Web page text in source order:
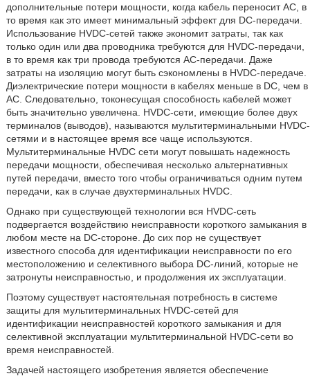
дополнительные потери мощности, когда кабель переносит AC, в
то время как это имеет минимальный эффект для DC-передачи.
Использование HVDC-сетей также экономит затраты, так как
только один или два проводника требуются для HVDC-передачи,
в то время как три провода требуются AC-передачи. Даже
затраты на изоляцию могут быть сэкономлены в HVDC-передаче.
Диэлектрические потери мощности в кабелях меньше в DC, чем в
АС. Следовательно, токонесущая способность кабелей может
быть значительно увеличена. HVDC-сети, имеющие более двух
терминалов (выводов), называются мультитерминальными HVDC-
сетями и в настоящее время все чаще используются.
Мультитерминальные HVDC сети могут повышать надежность
передачи мощности, обеспечивая несколько альтернативных
путей передачи, вместо того чтобы ограничиваться одним путем
передачи, как в случае двухтерминальных HVDC.
Однако при существующей технологии вся HVDC-сеть
подвергается воздействию неисправности короткого замыкания в
любом месте на DC-стороне. До сих пор не существует
известного способа для идентификации неисправности по его
местоположению и селективного выбора DC-линий, которые не
затронуты неисправностью, и продолжения их эксплуатации.
Поэтому существует настоятельная потребность в системе
защиты для мультитерминальных HVDC-сетей для
идентификации неисправностей короткого замыкания и для
селективной эксплуатации мультитерминальной HVDC-сети во
время неисправностей.
Задачей настоящего изобретения является обеспечение